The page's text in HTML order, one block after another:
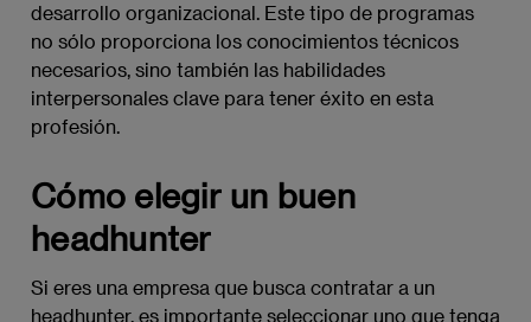
desarrollo organizacional. Este tipo de programas
no sólo proporciona los conocimientos técnicos
necesarios, sino también las habilidades
interpersonales clave para tener éxito en esta
profesión.
Cómo elegir un buen
headhunter
Si eres una empresa que busca contratar a un
headhunter, es importante seleccionar uno que tenga